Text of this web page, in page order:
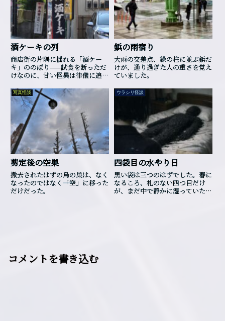
酒ケーキの列
商店街の片隅に揺れる「酒ケー
キ」ののぼり——試食を断っただ
けなのに、甘い怪異は律儀に追い
鋲の雨宿り
大雨の交差点、緑の柱に並ぶ鋲だ
けが、通り過ぎた人の重さを覚え
ていました。
写真怪談
剪定後の空巣
撤去されたはずの烏の巣は、なく
なったのではなく――「空」に移った
だけだった。
ウラシリ怪談
四袋目の水やり日
黒い袋は三つのはずでした。春に
なるころ、札のない四つ目だけ
が、まだ中で静かに湿っていたそ
コメントを書き込む